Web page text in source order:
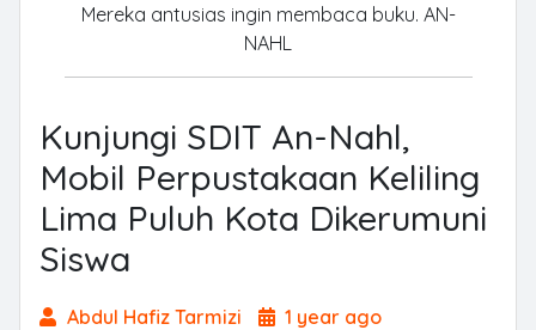
Mereka antusias ingin membaca buku. AN-
NAHL
Kunjungi SDIT An-Nahl,
Mobil Perpustakaan Keliling
Lima Puluh Kota Dikerumuni
Siswa
Abdul Hafiz Tarmizi
1 year ago